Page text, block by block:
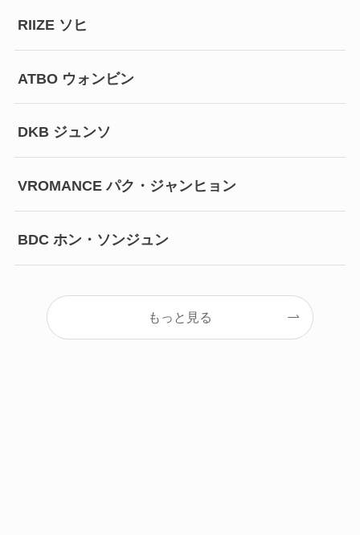
RIIZE ソヒ
ATBO ウォンビン
DKB ジュンソ
VROMANCE パク・ジャンヒョン
BDC ホン・ソンジュン
もっと見る